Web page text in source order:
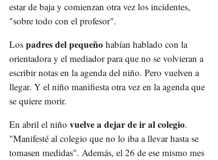
estar de baja y comienzan otra vez los incidentes,
"sobre todo con el profesor".
Los padres del pequeño habían hablado con la
orientadora y el mediador para que no se volvieran a
escribir notas en la agenda del niño. Pero vuelven a
llegar. Y el niño manifiesta otra vez en la agenda que
se quiere morir.
En abril el niño vuelve a dejar de ir al colegio.
"Manifesté al colegio que no lo iba a llevar hasta se
tomasen medidas". Además, el 26 de ese mismo mes